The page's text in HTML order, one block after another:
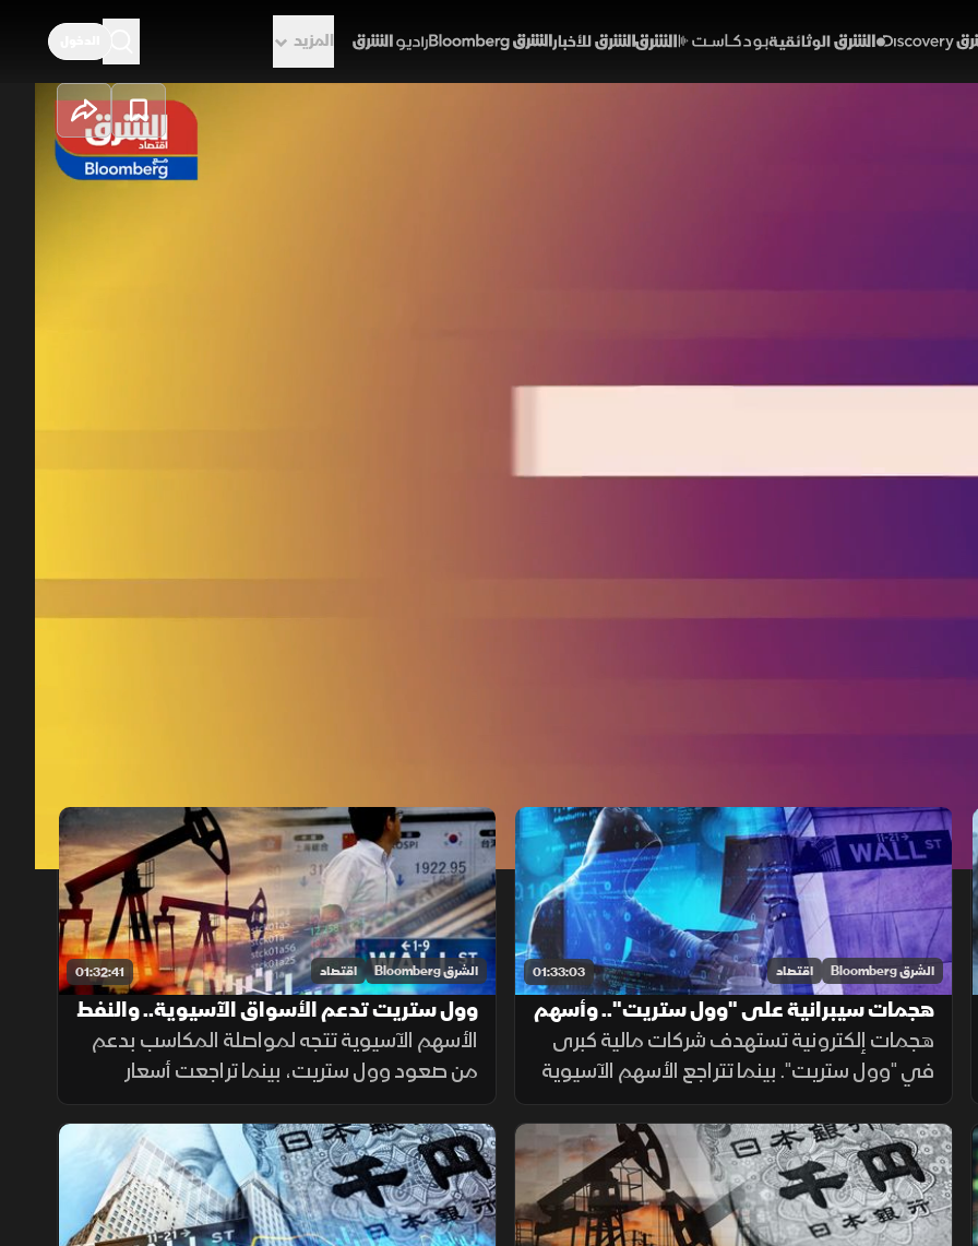
المزيد
00:12/01:33:45
وفي الغضون، تجنبت الدفاع الأميركية ذكر ملف تايوان في حوار شانغريلا، مع الإشادة
01:33:03 الشرق Bloomberg اقتصاد
هجمات سيبرانية على "وول ستريت".. وأسهم
آسيا تتراجع مع انحسار زخم التكنولوجيا
هجمات إلكترونية تستهدف شركات مالية كبرى
في "وول ستريت". بينما تتراجع الأسهم الآسيوية
مع فتور زخم التكنولوجيا الأميركية. وتتجه الأنظار
إلى النفط بعد اتفاق بشأن هرمز، ورسوم ترمب
المرتقبة على السيليكون.
01:32:41 الشرق Bloomberg اقتصاد
وول ستريت تدعم الأسواق الآسيوية.. والنفط
دون 80 دولارا
الأسهم الآسيوية تتجه لمواصلة المكاسب بدعم
من صعود وول ستريت، بينما تراجعت أسعار
النفط دون 80 دولارا مع تنامي التوقعات باتفاق
مؤقت بشأن مضيق هرمز، وسط تباين في أداء
الشركات.